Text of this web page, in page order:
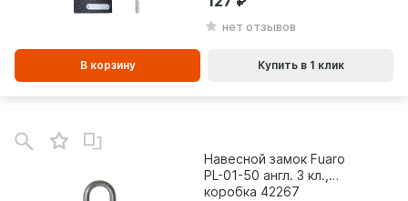
нет отзывов
В корзину Купить в 1 клик
Навесной замок Fuaro
PL-01-50 англ. 3 кл.,
коробка 42267